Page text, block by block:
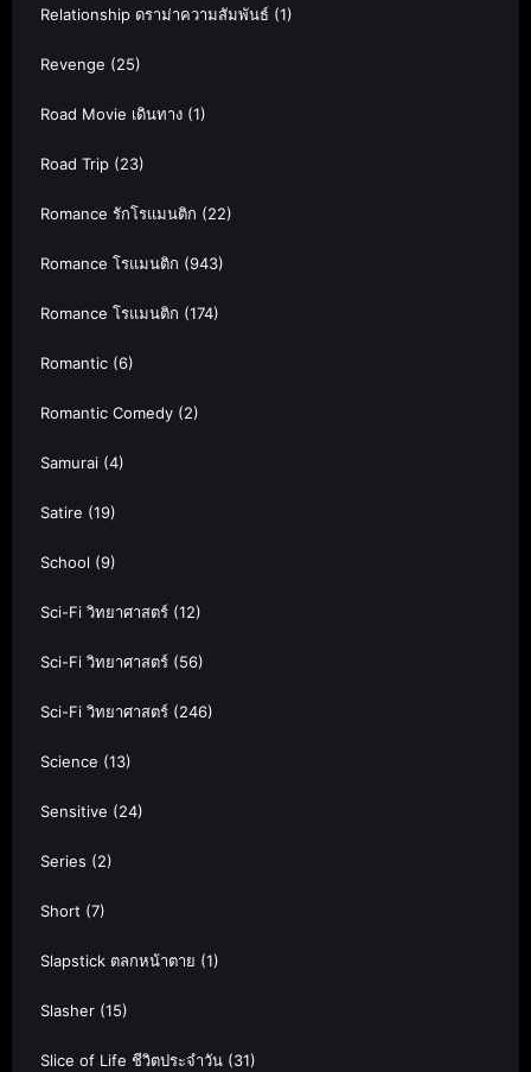
Relationship ดราม่าความสัมพันธ์ (1)
Revenge (25)
Road Movie เดินทาง (1)
Road Trip (23)
Romance รักโรแมนติก (22)
Romance โรแมนติก (943)
Romance โรแมนติก (174)
Romantic (6)
Romantic Comedy (2)
Samurai (4)
Satire (19)
School (9)
Sci-Fi วิทยาศาสตร์ (12)
Sci-Fi วิทยาศาสตร์ (56)
Sci-Fi วิทยาศาสตร์ (246)
Science (13)
Sensitive (24)
Series (2)
Short (7)
Slapstick ตลกหน้าตาย (1)
Slasher (15)
Slice of Life ชีวิตประจำวัน (31)